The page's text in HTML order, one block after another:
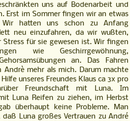
uns auf Bodenarbeit und
Erst im Sommer fingen wir an etwas
Wir hatten uns schon zu Anfang
neu einzufahren, da wir wußten,
für sie gewesen ist. Wir fingen
wie Geschirrgewöhnung,
an. Das Fahren
mehr als mich. Darum machte
unseres Freundes Klaus ca 3x pro
Freundschaft mit Luna. Im
Luna Reifen zu ziehen, im Herbst
überhaupt keine Probleme. Man
Luna großes Vertrauen zu André